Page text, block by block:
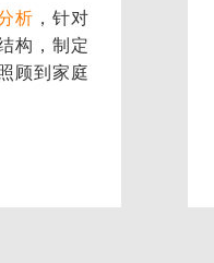
析 ，针对
构，制定
顾到家庭